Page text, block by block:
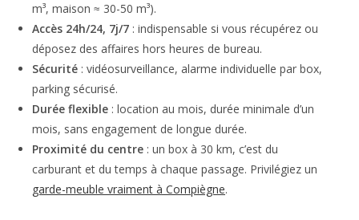
m³, maison ≈ 30-50 m³).
Accès 24h/24, 7j/7 : indispensable si vous récupérez ou
déposez des affaires hors heures de bureau.
Sécurité : vidéosurveillance, alarme individuelle par box,
parking sécurisé.
Durée flexible : location au mois, durée minimale d’un
mois, sans engagement de longue durée.
Proximité du centre : un box à 30 km, c’est du
carburant et du temps à chaque passage. Privilégiez un
garde-meuble vraiment à Compiègne.